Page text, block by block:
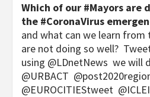
Which of our #Mayors are
the #CoronaVirus
and what can we learn
are not doing so well?
using @LDnetNews we will
@URBACT
@EUROCITIEStweet